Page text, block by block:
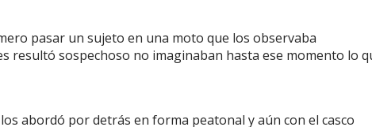
pasar un sujeto en una moto que los observaba
resultó sospechoso no imaginaban hasta ese momento lo
abordó por detrás en forma peatonal y aún con el casco